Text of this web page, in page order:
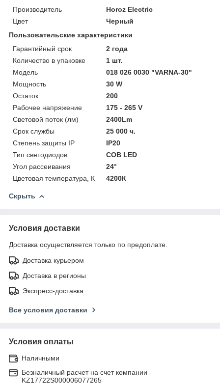
Производитель
Horoz Electric
Цвет
Черный
Пользовательские характеристики
Гарантийный срок
2 года
Количество в упаковке
1 шт.
Модель
018 026 0030 "VARNA-30"
Мощность
30 W
Остаток
200
Рабочее напряжение
175 - 265 V
Световой поток (лм)
2400Lm
Срок службы
25 000 ч.
Степень защиты IP
IP20
Тип светодиодов
COB LED
Угол рассеивания
24°
Цветовая температура, К
4200К
Скрыть
Условия доставки
Доставка осуществляется только по предоплате.
Доставка курьером
Доставка в регионы
Экспресс-доставка
Все условия доставки
Условия оплаты
Наличными
Безналичный расчет на счет компании
KZ17722S000006077265